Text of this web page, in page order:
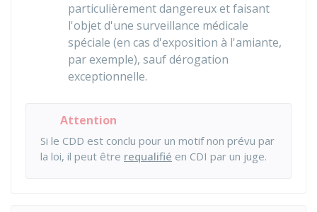
particulièrement dangereux et faisant
l'objet d'une surveillance médicale
spéciale (en cas d'exposition à l'amiante,
par exemple), sauf dérogation
exceptionnelle.
Attention
Si le CDD est conclu pour un motif non prévu par
la loi, il peut être requalifié en CDI par un juge.